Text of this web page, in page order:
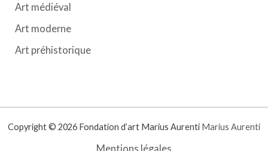
Art médiéval
Art moderne
Art préhistorique
Copyright © 2026 Fondation d’art Marius Aurenti Marius Aurenti
Mentions légales